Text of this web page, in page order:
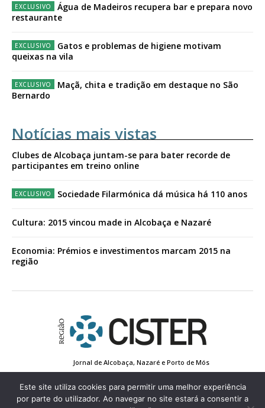
Água de Madeiros recupera bar e prepara novo
restaurante
Gatos e problemas de higiene motivam
queixas na vila
Maçã, chita e tradição em destaque no São
Bernardo
Notícias mais vistas
Clubes de Alcobaça juntam-se para bater recorde de
participantes em treino online
Sociedade Filarmónica dá música há 110 anos
Cultura: 2015 vincou made in Alcobaça e Nazaré
Economia: Prémios e investimentos marcam 2015 na
região
Jornal de Alcobaça, Nazaré e Porto de Mós
Conta de Registo
Edição Impressa
Este site utiliza cookies para permitir uma melhor experiência
por parte do utilizador. Ao navegar no site estará a consentir a